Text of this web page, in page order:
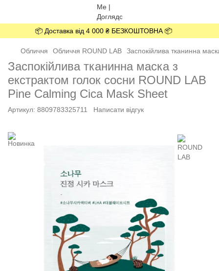
📦 Доставка від 4 000 ₴ БЕЗКОШТОВНА 📦
Обличчя Обличчя ROUND LAB Заспокійлива тканинна
Заспокійлива тканинна маска з
екстрактом голок сосни ROUND LAB
Pine Calming Cica Mask Sheet
Артикул: 8809783325711 Написати відгук